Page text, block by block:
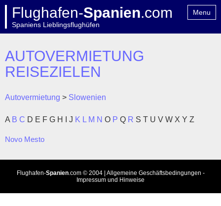
Flughafen-Spanien.com
Spaniens Lieblingsflughüfen
Menu
AUTOVERMIETUNG
REISEZIELEN
Autovermietung > Slowenien
A B C D E F G H J K L M N O P Q R S T U V W X Y Z
Novo Mesto
Flughafen-Spanien.com© 2004 | Allgemeine Geschäftsbedingungen -
Impressum und Hinweise